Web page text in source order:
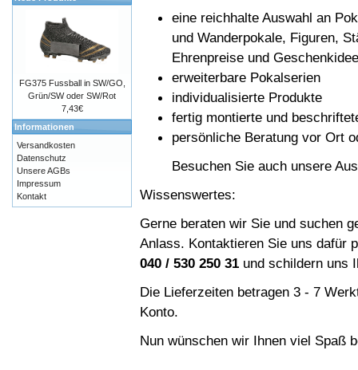
eine reichhalte Auswahl an
und Wanderpokale, Figuren,
Ehrenpreise und
erweiterbare Pokalserien
individualisierte Produkte
fertig montierte und
persönliche Beratung vor Ort
Besuchen Sie auch unsere
Wissenswertes:
Gerne beraten wir Sie und suchen
Anlass. Kontaktieren Sie uns dafür
040 / 530 250 31 und schildern uns
Die Lieferzeiten betragen 3 - 7
Konto.
Nun wünschen wir Ihnen viel Spaß
FG375 Fussball in SW/GO,
Grün/SW oder SW/Rot
7,43€
Informationen
Versandkosten
Datenschutz
Unsere AGBs
Impressum
Kontakt